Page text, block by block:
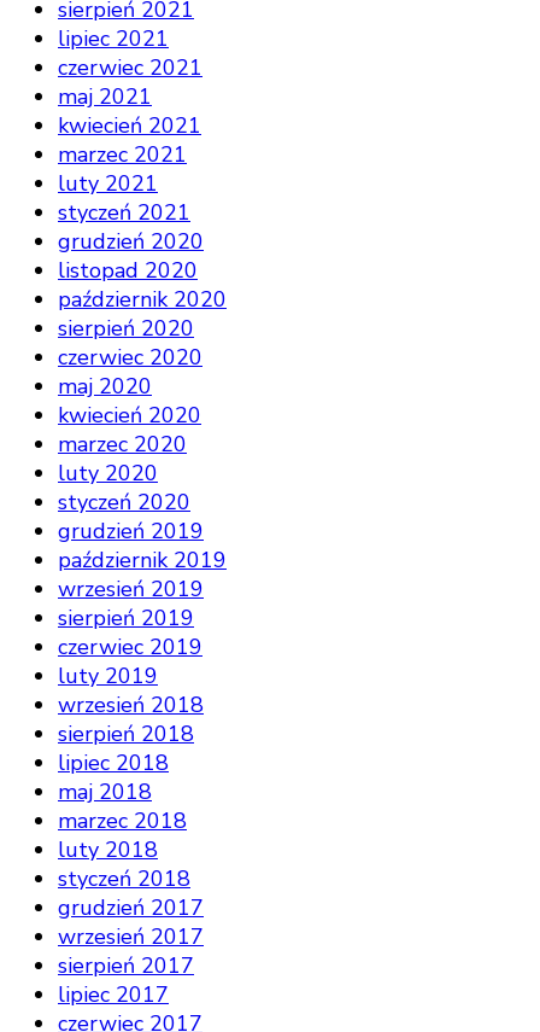
sierpień 2021
lipiec 2021
czerwiec 2021
maj 2021
kwiecień 2021
marzec 2021
luty 2021
styczeń 2021
grudzień 2020
listopad 2020
październik 2020
sierpień 2020
czerwiec 2020
maj 2020
kwiecień 2020
marzec 2020
luty 2020
styczeń 2020
grudzień 2019
październik 2019
wrzesień 2019
sierpień 2019
czerwiec 2019
luty 2019
wrzesień 2018
sierpień 2018
lipiec 2018
maj 2018
marzec 2018
luty 2018
styczeń 2018
grudzień 2017
wrzesień 2017
sierpień 2017
lipiec 2017
czerwiec 2017